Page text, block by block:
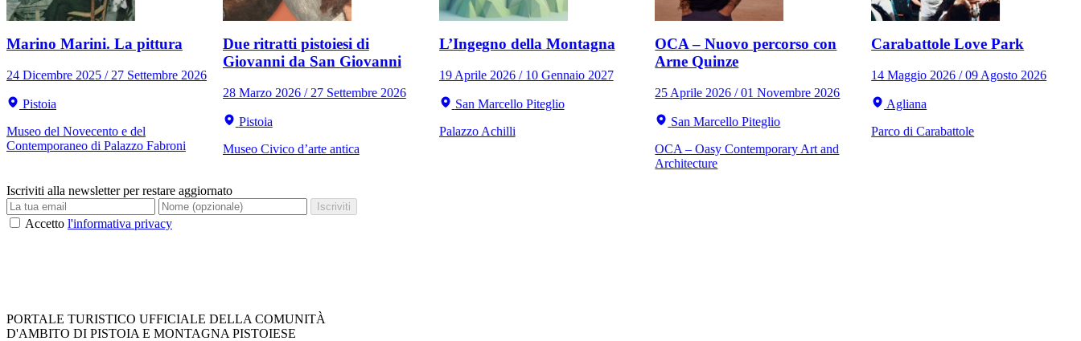
Marino Marini. La pittura
24 Dicembre 2025 / 27 Settembre 2026
Pistoia
Museo del Novecento e del
Contemporaneo di Palazzo Fabroni
Due ritratti pistoiesi di
Giovanni da San Giovanni
28 Marzo 2026 / 27 Settembre 2026
Pistoia
Museo Civico d’arte antica
L’Ingegno della Montagna
19 Aprile 2026 / 10 Gennaio 2027
San Marcello Piteglio
Palazzo Achilli
OCA – Nuovo percorso con
Arne Quinze
25 Aprile 2026 / 01 Novembre 2026
San Marcello Piteglio
OCA – Oasy Contemporary Art and
Architecture
Carabattole Love Park
14 Maggio 2026 / 09 Agosto 2026
Agliana
Parco di Carabattole
Iscriviti alla newsletter per restare aggiornato
Iscriviti
Accetto l'informativa privacy
PORTALE TURISTICO UFFICIALE DELLA COMUNITÀ
D'AMBITO DI PISTOIA E MONTAGNA PISTOIESE